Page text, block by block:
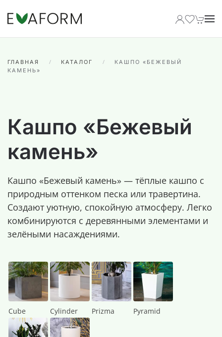
ГЛАВНАЯ КАТАЛОГ
КАШПО «БЕЖЕВЫЙ
КАМЕНЬ»
Кашпо «Бежевый
камень»
Кашпо «Бежевый камень» — тёплые кашпо с
природным оттенком песка или травертина.
Создают уютную, спокойную атмосферу. Легко
комбинируются с деревянными элементами и
зелёными насаждениями.
Cube Cylinder Prizma Pyramid